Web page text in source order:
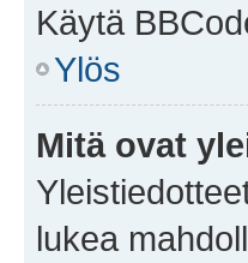
Käytä
Ylös
Mitä ovat
lukea